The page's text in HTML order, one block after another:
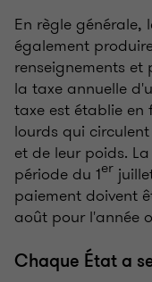
En règle générale,
également
renseignements
la taxe annuelle
taxe est établie en
lourds qui
et de leur poids.
période du 1er
paiement doivent
août pour l'année
Chaque État a